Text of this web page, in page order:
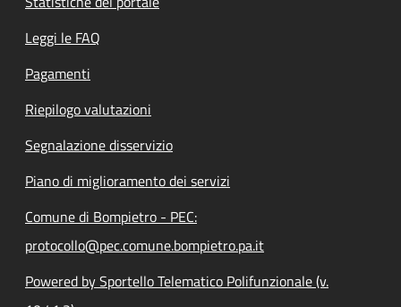
Leggi le FAQ
Pagamenti
Riepilogo valutazioni
Segnalazione disservizio
Piano di miglioramento dei servizi
Comune di Bompietro - PEC:
protocollo@pec.comune.bompietro.pa.it
Powered by Sportello Telematico Polifunzionale (v.